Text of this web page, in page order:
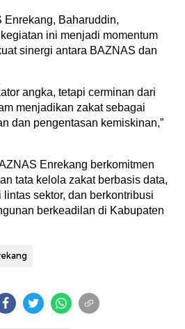
Enrekang, Baharuddin,
ini menjadi momentum
sinergi antara BAZNAS dan
angka, tetapi cerminan dari
menjadikan zakat sebagai
dan pengentasan kemiskinan,”
Enrekang berkomitmen
tata kelola zakat berbasis data,
sektor, dan berkontribusi
berkeadilan di Kabupaten